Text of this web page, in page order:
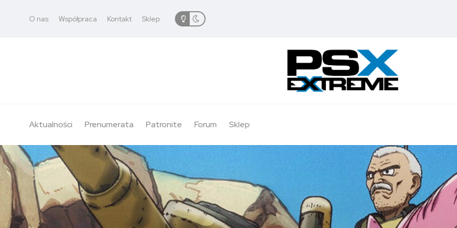
O nas Współpraca Kontakt Sklep
Aktualności Prenumerata Patronite Forum Sklep